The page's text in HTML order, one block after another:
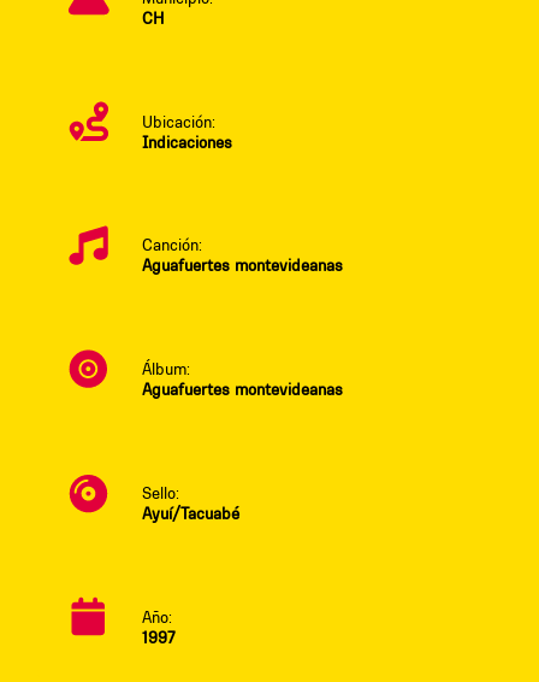
CH
Ubicación:
Indicaciones
Canción:
Aguafuertes montevideanas
Álbum:
Aguafuertes montevideanas
Sello:
Ayuí/Tacuabé
Año:
1997